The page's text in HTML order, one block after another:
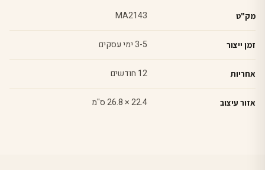
מק"ט MA2143
זמן ייצור 3-5 ימי עסקים
אחריות 12 חודשים
אזור עיצוב 22.4 × 26.8 ס"מ